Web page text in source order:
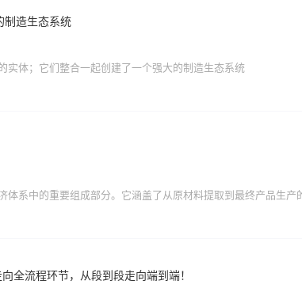
制造生态系统
体；它们整合一起创建了一个强大的制造生态系统
系中的重要组成部分。它涵盖了从原材料提取到最终产品生产
全流程环节，从段到段走向端到端！